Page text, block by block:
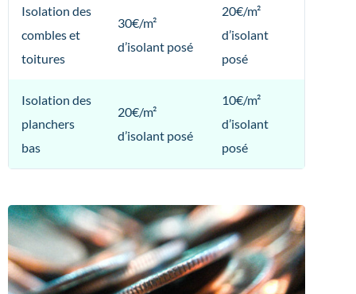
Isolation des
combles et
toitures
30€/m²
d’isolant posé
20€/m²
d’isolant
posé
Isolation des
planchers
bas
20€/m²
d’isolant posé
10€/m²
d’isolant
posé